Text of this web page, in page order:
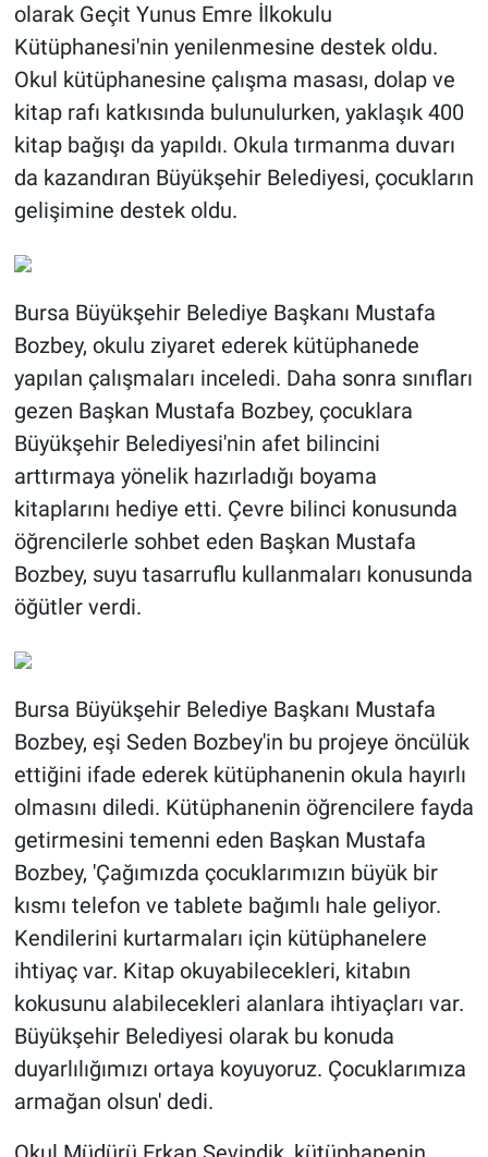
olarak Geçit Yunus Emre İlkokulu
Kütüphanesi'nin yenilenmesine destek oldu.
Okul kütüphanesine çalışma masası, dolap ve
kitap rafı katkısında bulunulurken, yaklaşık 400
kitap bağışı da yapıldı. Okula tırmanma duvarı
da kazandıran Büyükşehir Belediyesi, çocukların
gelişimine destek oldu.
Bursa Büyükşehir Belediye Başkanı Mustafa
Bozbey, okulu ziyaret ederek kütüphanede
yapılan çalışmaları inceledi. Daha sonra sınıfları
gezen Başkan Mustafa Bozbey, çocuklara
Büyükşehir Belediyesi'nin afet bilincini
arttırmaya yönelik hazırladığı boyama
kitaplarını hediye etti. Çevre bilinci konusunda
öğrencilerle sohbet eden Başkan Mustafa
Bozbey, suyu tasarruflu kullanmaları konusunda
öğütler verdi.
Bursa Büyükşehir Belediye Başkanı Mustafa
Bozbey, eşi Seden Bozbey'in bu projeye öncülük
ettiğini ifade ederek kütüphanenin okula hayırlı
olmasını diledi. Kütüphanenin öğrencilere fayda
getirmesini temenni eden Başkan Mustafa
Bozbey, 'Çağımızda çocuklarımızın büyük bir
kısmı telefon ve tablete bağımlı hale geliyor.
Kendilerini kurtarmaları için kütüphanelere
ihtiyaç var. Kitap okuyabilecekleri, kitabın
kokusunu alabilecekleri alanlara ihtiyaçları var.
Büyükşehir Belediyesi olarak bu konuda
duyarlılığımızı ortaya koyuyoruz. Çocuklarımıza
armağan olsun' dedi.